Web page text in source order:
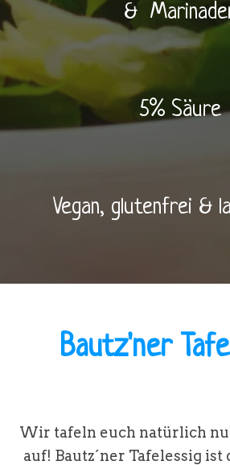
&
5% Säure
Vegan, glutenfrei &
Bautz'ner
Wir tafeln euch natürlich
auf! Bautz´ner Tafelessig